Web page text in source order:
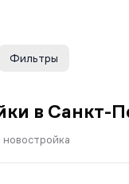
Фильтры
в Санкт-